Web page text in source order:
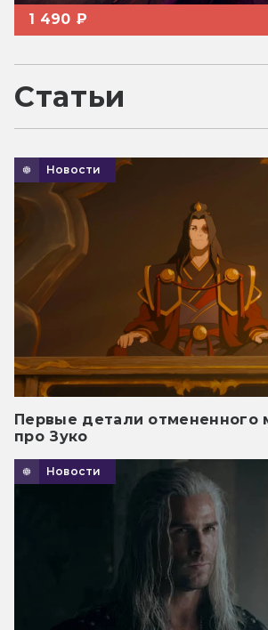
1 490 ₽
Статьи
Новости
Первые детали отмененного
про Зуко
Новости